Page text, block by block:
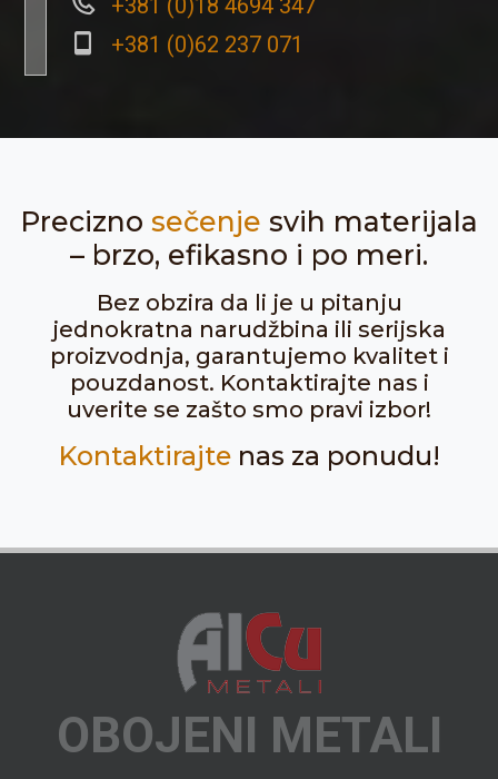
+381 (0)18 4694 347
+381 (0)62 237 071
Precizno sečenje svih materijala
– brzo, efikasno i po meri.
Bez obzira da li je u pitanju
jednokratna narudžbina ili serijska
proizvodnja, garantujemo kvalitet i
pouzdanost. Kontaktirajte nas i
uverite se zašto smo pravi izbor!
Kontaktirajtenas za ponudu!
OBOJENI METALI